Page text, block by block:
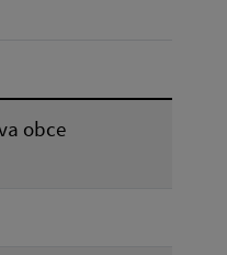
obce